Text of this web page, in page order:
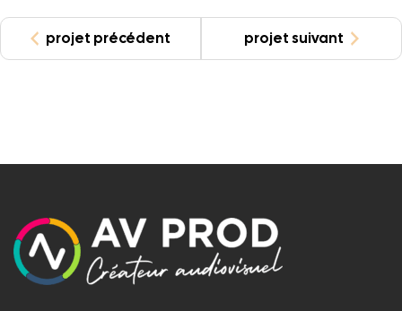
projet précédent projet suivant